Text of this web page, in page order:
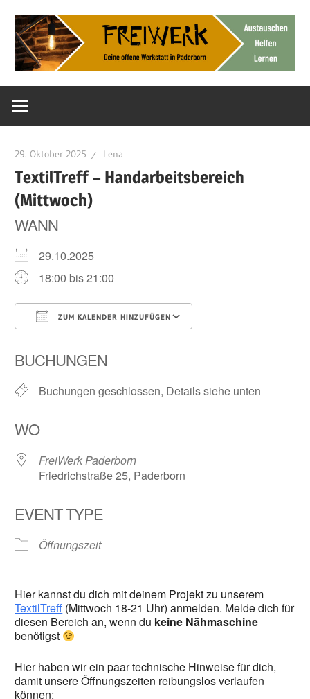
Inhalt
springen
FreiWerk
Paderborn
offene
29. Oktober 2025 Lena
TextilTreff – Handarbeitsbereich
(Mittwoch)
WANN
29.10.2025
18:00 bis 21:00
ZUM KALENDER HINZUFÜGEN
BUCHUNGEN
Buchungen geschlossen, Details siehe unten
WO
FreiWerk Paderborn
Friedrichstraße 25, Paderborn
EVENT TYPE
Öffnungszeit
Hier kannst du dich mit deinem Projekt zu unserem
TextilTreff (Mittwoch 18-21 Uhr) anmelden. Melde dich für
diesen Bereich an, wenn du keine Nähmaschine
benötigst
Hier haben wir ein paar technische Hinweise für dich,
damit unsere Öffnungszeiten reibungslos verlaufen
können: